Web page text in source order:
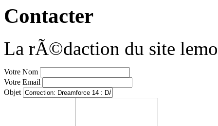
Contacter
La rÃ©daction du site
Votre Nom
Votre Email
Objet